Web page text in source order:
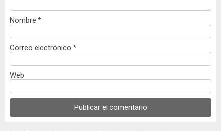
Nombre *
Correo electrónico *
Web